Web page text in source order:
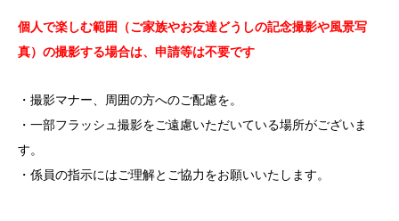
個人で楽しむ範囲（ご家族やお友達どうしの記念撮影や風景写
真）の撮影する場合は、申請等は不要です
・撮影マナー、周囲の方へのご配慮を。
・一部フラッシュ撮影をご遠慮いただいている場所がございま
す。
・係員の指示にはご理解とご協力をお願いいたします。